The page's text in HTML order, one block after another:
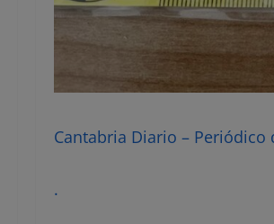
Cantabria Diario –
.